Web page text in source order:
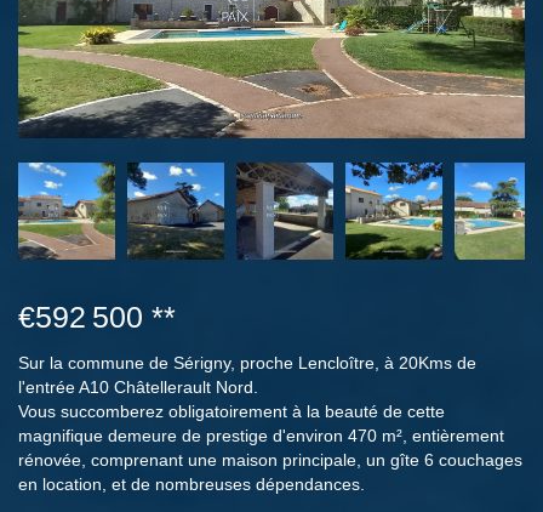
€592 500 **
Sur la commune de Sérigny, proche Lencloître, à 20Kms de
l'entrée A10 Châtellerault Nord.
Vous succomberez obligatoirement à la beauté de cette
magnifique demeure de prestige d'environ 470 m², entièrement
rénovée, comprenant une maison principale, un gîte 6 couchages
en location, et de nombreuses dépendances.